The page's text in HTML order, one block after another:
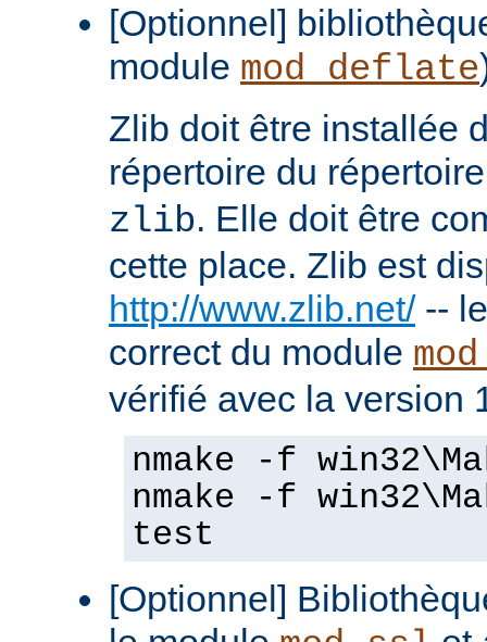
[Optionnel]
module mod_deflate
Zlib doit être installée
répertoire du
zlib. Elle doit être
cette place. Zlib est
http://www.zlib.net/--
correct du module
vérifié avec la version
nmake -f
nmake -f
test
[Optionnel]